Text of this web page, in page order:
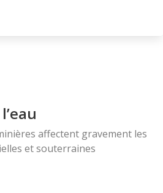
affectent gravement les
et souterraines